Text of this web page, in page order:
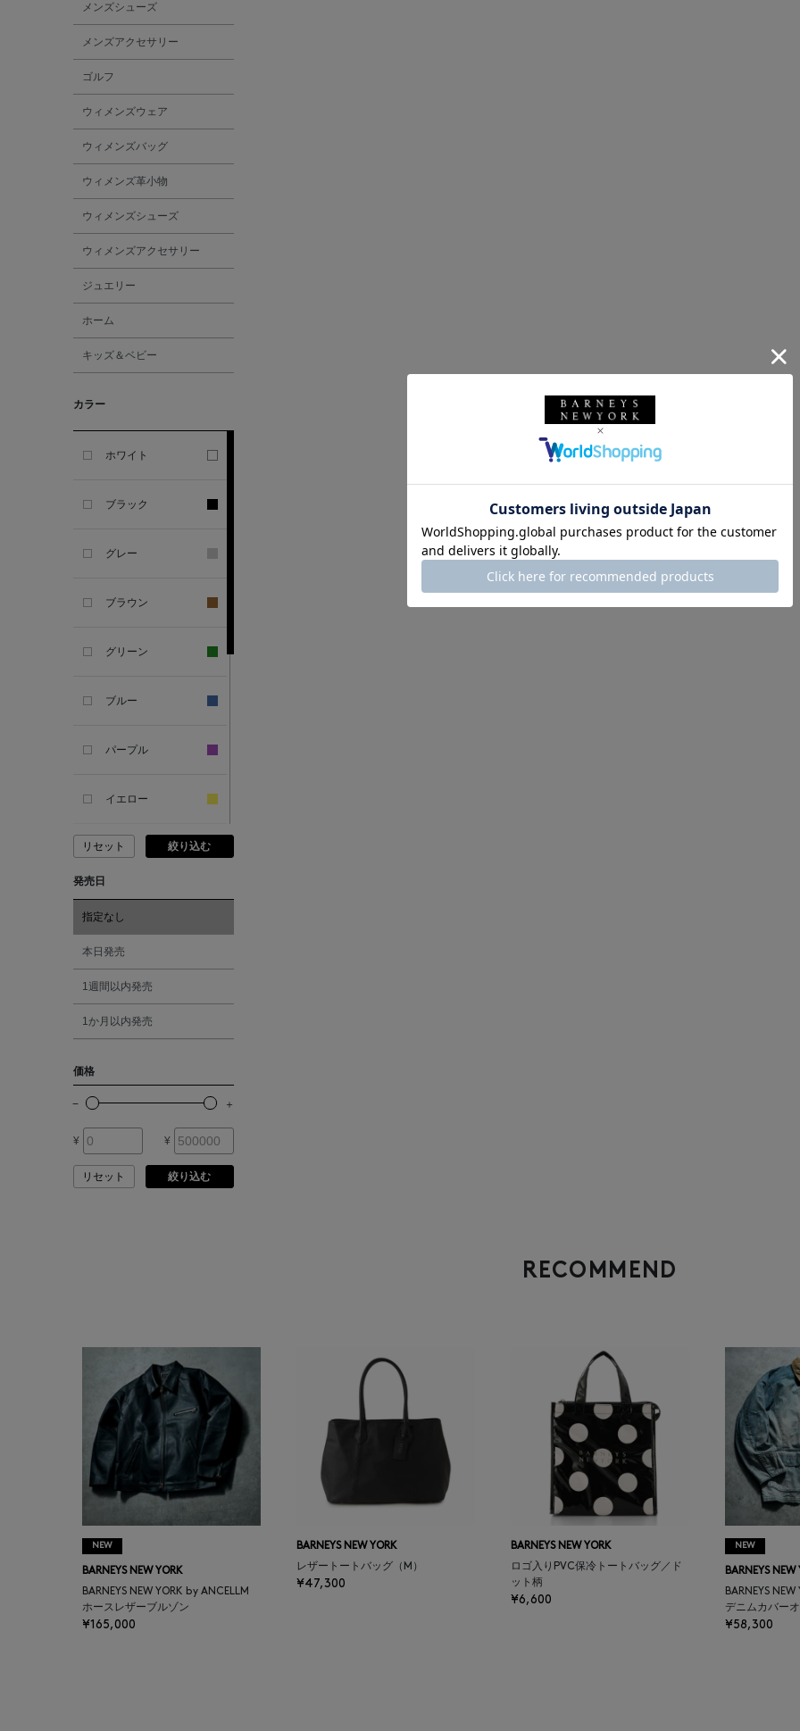
ALBERT THURSTON
ALESSANDRO
GHERARDI
ALL THE WAYS TO SAY
ALPO
ALTEA
AMOMENTO
ANCIENT GREEK
ATELIER AMBOISE
FIRENZE
AURALEE
BALENCIAGA
BARBA
BARNEYS NEW YORK
BASERANGE
BE.ABLE
メンズシューズ
メンズアクセサリー
ゴルフ
ウィメンズウェア
ウィメンズバッグ
ウィメンズ革小物
ウィメンズシューズ
ウィメンズアクセサリー
ジュエリー
ホーム
キッズ＆ベビー
カラー
ホワイト
ブラック
グレー
ブラウン
グリーン
ブルー
パープル
イエロー
ピンク
レッド
オレンジ
シルバー
リセット 絞り込む
発売日
指定なし
本日発売
1週間以内発売
1か月以内発売
価格
¥ ¥
リセット 絞り込む
RECOMMEND
NEW
BARNEYS NEW YORK
BARNEYS NEW YORK by ANCELLM
ホースレザーブルゾン
¥165,000
BARNEYS NEW YORK
レザートートバッグ（M）
¥47,300
BARNEYS NEW YORK
ロゴ入りPVC保冷トートバッグ／ド
ット柄
¥6,600
NEW
BARNEYS NEW
BARNEYS
デニムカバー
¥58,300